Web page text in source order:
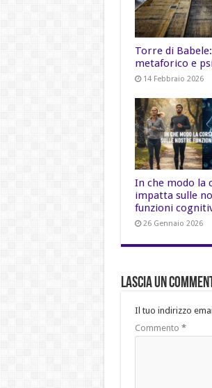
Torre di
metaforico e
14 Febbraio 2026
In che modo la
impatta sulle
funzioni
26 Gennaio 2026
Lascia un
Il tuo indirizzo
Commento *